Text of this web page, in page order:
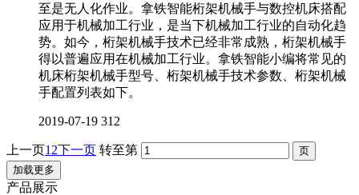
至是无人化作业。拿铁智能桁架机械手与数控机床搭配
应用于机械加工行业，是当下机械加工行业的自动化趋
势。如今，桁架机械手技术已经非常成熟，桁架机械手
得以普遍应用在机械加工行业。拿铁智能小编将常见的
机床桁架机械手型号、桁架机械手技术参数、桁架机械
手配置列表如下。
2019-07-19 312
上一页1 2下一页 转至第
加载更多
产品展示